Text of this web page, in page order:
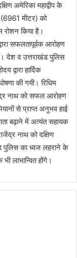
अमेरिका महाद्वीप के
मीटर) को
किया है।
सफलतापूर्वक आरोहण
देश व उत्तराखंड पुलिस
द्वारा हार्दिक
की गयी। रिधिम
नाथ को सफल आरोहण
से प्राप्त अनुभव हाई
बढ़ाने में अत्यंत सहायक
नाथ को दक्षिण
पुलिस का ध्वज लहराने के
लाभान्वित होंगे।